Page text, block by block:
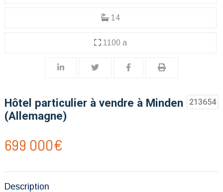
14
1100 a
Hôtel particulier à vendre à Minden
(Allemagne)
213654
699 000€
Description